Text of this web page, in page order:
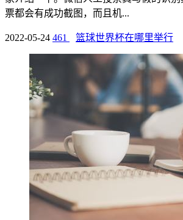
票都会有成功截图，而且机...
2022-05-24 461 篮球世界杯在哪里举行